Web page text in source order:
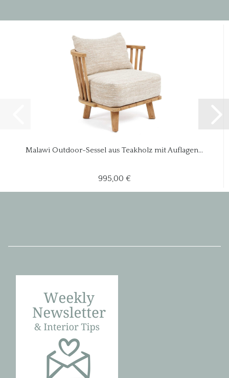
Malawi Outdoor-Sessel aus Teakholz mit Auflagen...
995,00 €